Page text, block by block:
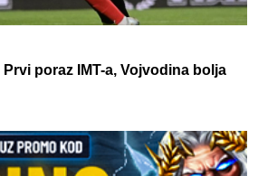
Prvi poraz IMT-a, Vojvodina bolja